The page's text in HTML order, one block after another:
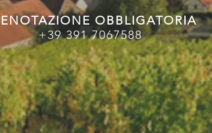
OBBLIGATORIA
+39 391 7067588